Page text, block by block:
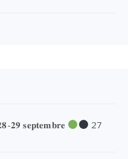
𝟐𝟗 𝐬𝐞𝐩𝐭𝐞𝐦𝐛𝐫𝐞
27